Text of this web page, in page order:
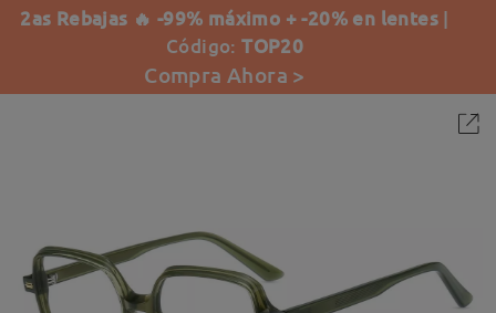
2as Rebajas 🔥 -99% máximo + -20% en lentes |
Código:TOP20
Compra Ahora >